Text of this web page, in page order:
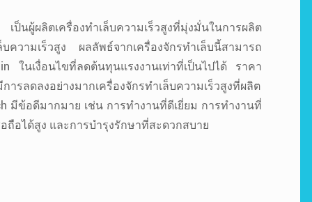
นผู้ผลิตเครื่องทำเล็บความเร็วสูงที่มุ่งมั่นในการผลิต
บความเร็วสูง ผลลัพธ์จากเครื่องจักรทำเล็บนี้สามารถ
ในเงื่อนไขที่ลดต้นทุนแรงงานเท่าที่เป็นไปได้ ราคา
ารลดลงอย่างมากเครื่องจักรทำเล็บความเร็วสูงที่ผลิต
มีข้อดีมากมาย เช่น การทำงานที่ดีเยี่ยม การทำงานที่
ถือได้สูง และการบำรุงรักษาที่สะดวกสบาย